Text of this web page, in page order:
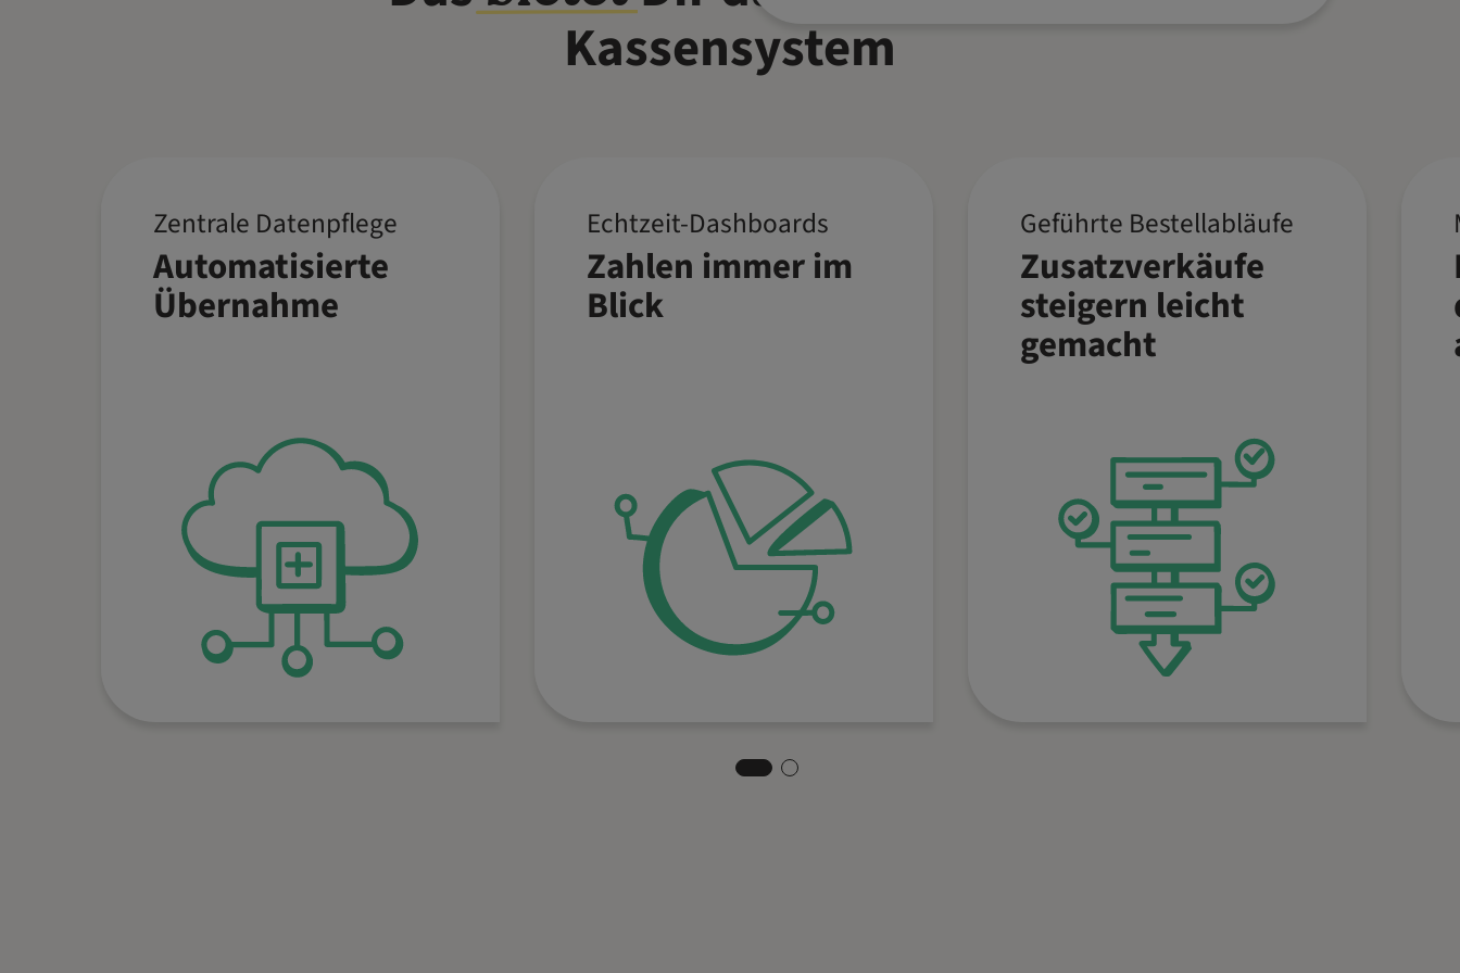
Kassensystem
Spare Zeit mit zentral
gepflegten Daten, die in
Echtzeit an allen
Tischbelegung. Perfekt
für alle Betriebe, vom
Einzelrestaurant bis zur
Franchise-Kette.
Zentrale Datenpflege
Automatisierte
Übernahme
Behalte den Überblick
über Umsätze,
Wareneinsätze und
unterstützen Dich bei
schnellen,
datenbasierten
Entscheidungen.
Echtzeit-Dashboards
Zahlen immer im
Blick
Dank geführter
Bestellabläufe vergisst
Dein Team nie wieder,
Sonderwünsche oder
Zusatzverkäufe
unterstützt automatisch
beim Up- und Cross-
Selling und führt Dein
Personal durch alle
wichtigen Abfragen.
Geführte Bestellabläufe
Zusatzverkäufe
steigern leicht
gemacht